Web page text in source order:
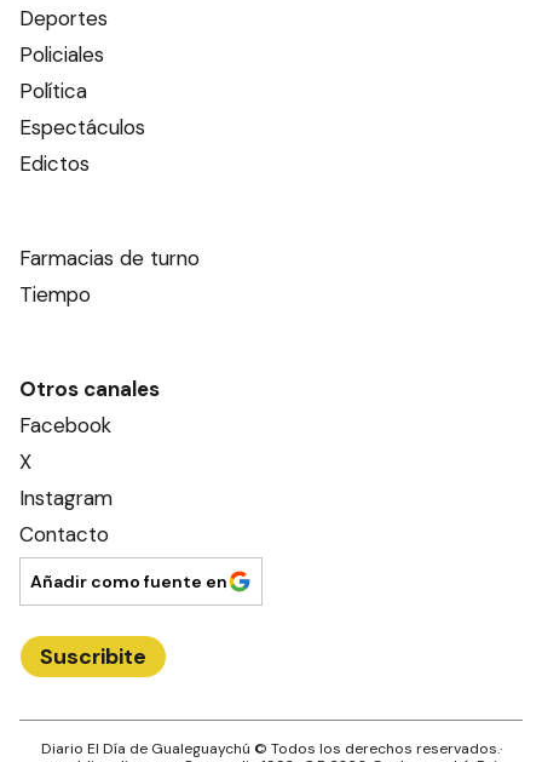
Deportes
Policiales
Política
Espectáculos
Edictos
Farmacias de turno
Tiempo
Otros canales
Facebook
X
Instagram
Contacto
Añadir como fuente en
Suscribite
Diario El Día de Gualeguaychú © Todos los derechos reservados.·